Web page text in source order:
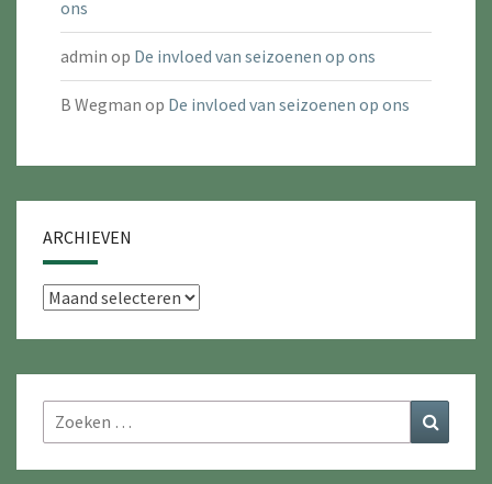
ons
admin op De invloed van seizoenen op ons
B Wegman op De invloed van seizoenen op ons
ARCHIEVEN
Archieven
Zoeken
naar: